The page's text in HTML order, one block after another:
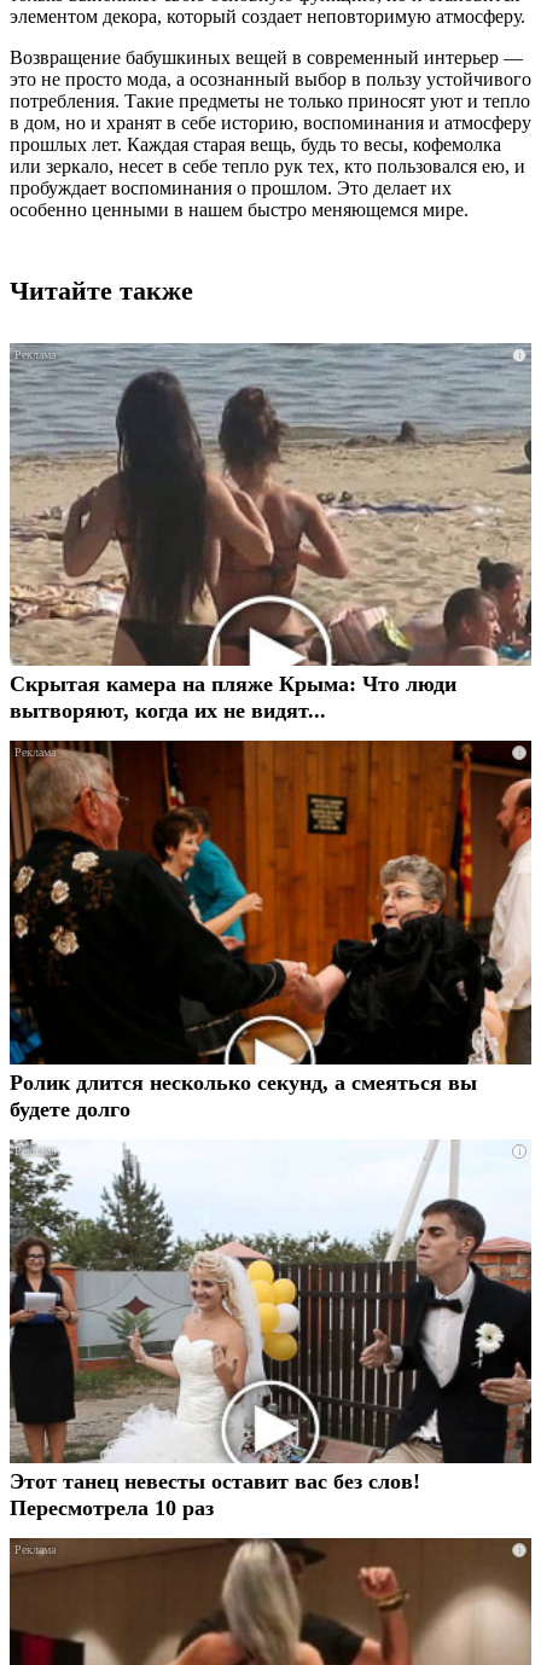
элементом декора, который создает неповторимую атмосферу.
Возвращение бабушкиных вещей в современный интерьер —
это не просто мода, а осознанный выбор в пользу устойчивого
потребления. Такие предметы не только приносят уют и тепло
в дом, но и хранят в себе историю, воспоминания и атмосферу
прошлых лет. Каждая старая вещь, будь то весы, кофемолка
или зеркало, несет в себе тепло рук тех, кто пользовался ею, и
пробуждает воспоминания о прошлом. Это делает их
особенно ценными в нашем быстро меняющемся мире.
Читайте также
i
Скрытая камера на пляже Крыма: Что люди
вытворяют, когда их не видят...
i
Ролик длится несколько секунд, а смеяться вы
будете долго
i
Этот танец невесты оставит вас без слов!
Пересмотрела 10 раз
i